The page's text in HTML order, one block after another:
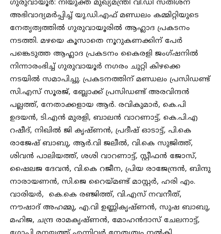
ഗുരുവായൂർ: നിയുക്ത മുഖ്യമന്ത്രി വി.ഡി സതീശന്
അഭിവാദ്യമർപ്പിച്ച് യു.ഡി.എഫ് മണ്ഡലം കമ്മിറ്റിയുടെ
നേതൃത്വത്തിൽ ഗുരുവായൂരിൽ ആഹ്ലാദ പ്രകടനം
നടത്തി. മഴയെ കൂസാതെ നൂറുകണക്കിന് പേർ
പങ്കെടുത്ത ആഹ്ലാദ പ്രകടനം കൈരളി ജംഗ്‌ഷനിൽ
നിന്നാരംഭിച്ച് ഗുരുവായൂർ നഗരം ചുറ്റി കിഴക്കെ
നടയിൽ സമാപിച്ചു. പ്രകടനത്തിന് മണ്ഡലം പ്രസിഡണ്ട്
സി.എസ് സൂരജ്, ബ്ലോക്ക് പ്രസിഡണ്ട് അരവിന്ദൻ
പല്ലത്ത്, നേതാക്കളായ ആർ. രവികുമാർ, കെ.പി
ഉദയൻ, ടി.എൻ മുരളി, ബാലൻ വാറണാട്ട്, കെ.പി.എ
റഷീദ്, നിഖിൽ ജി കൃഷ്ണൻ, പ്രദീഷ് ഓടാട്ട്, പി.കെ
രാജേഷ് ബാബു, ആർ.വി ജലീൽ, വി.കെ സുജിത്ത്,
ശിവൻ പാലിയത്ത്, ശശി വാറണാട്ട്, സ്റ്റീഫൻ ജോസ്,
ഷൈലജ ദേവൻ, വി.കെ റജീന, പ്രിയ രാജേന്ദ്രൻ, ബിന്ദു
നാരായണൻ, സി.ജെ റൈയ്മണ്ട് മാസ്റ്റർ, ഹരി എം.
വാരിയർ, കെ.കെ രഞ്ജിത്ത്, വി.എസ് നവനീത്,
നൗഷാദ് അഹമ്മു, എ.വി ഉണ്ണികൃഷ്ണൻ, സുഷ ബാബു,
മഹിജ, ചന്ദ്ര രാമകൃഷ്ണൻ, മോഹൻദാസ് ചേലനാട്ട്,